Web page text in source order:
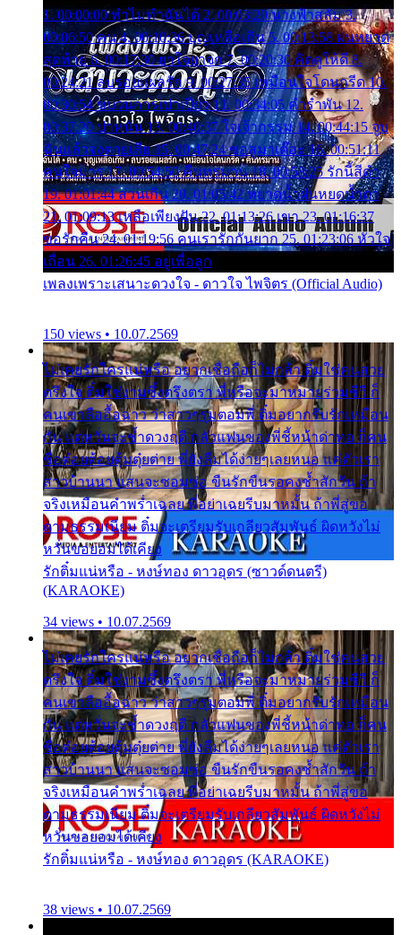
1. 00:00:00 ทำไมทำฉันได้ 2. 00:03:20 นางฟ้าสลัม 3.
00:06:50 คน 4. 00:10:36 บุญเหลือเกิน 5. 00:13:58 ฝนหยาด
สุดท้าย 6. 00:17:30 ยาใจยาจก 7. 00:20:30 คิดดูให้ดี 8.
00:24:21 ลบรอยแผลรัก 9. 00:27:35 เหมือนใจโดนกรีด 10.
00:30:54 ขบวนการเปาเปียว 11. 00:34:05 คำรำพัน 12.
00:37:20 ปาหนัน 13. 00:40:37 ใจเจ้ากรรม 14. 00:44:15 จูบ
ฉันแล้วจงตายเสีย 15. 00:47:24 ขอสูมาเต๊อะ 16. 00:51:11
คนใจมาร 17. 00:54:50 คืนทรมาน 18. 00:58:25 รักนี้สีดำ
19. 01:01:44 ส่วนเกิน 20. 01:05:42 หยาดน้ำฝนหยดน้ำตา
21. 01:09:13 เหลือเพียงฝัน 22. 01:13:26 เขา 23. 01:16:37
ขอรักคืน 24. 01:19:56 คนเรารักกันยาก 25. 01:23:06 หัวใจ
เถื่อน 26. 01:26:45 อยู่เพื่อลูก
เพลงเพราะเสนาะดวงใจ - ดาวใจ ไพจิตร (Official Audio)
150 views • 10.07.2569
ไม่เคยรักใครแน่หรือ อยากเชื่อถือก็ไม่กล้า ติ๋มใช่คนสวย
ตรึงใจ ติ๋มใช่งามซึ้งตรึงตรา พี่หรือจะมาหมายร่วมชีวี ก็
คนเขาลืออื้อฉาว ว่าสาวๆรุมตอมพี่ ติ๋มอยากรับรักเหมือน
กัน แต่หวั่นจะช้ำดวงฤดี กลัวแฟนของพี่ชี้หน้าด่าทอ ก็คน
ชื่อต๋อยต้อยตุ้มตุ๋ยต่าย พี่ยังลืมได้ง่ายๆเลยหนอ แค่ตัวเรา
สาวบ้านนา แสนจะซอมซ่อ ขืนรักขืนรอคงช้ำสักวัน ถ้า
จริงเหมือนคำพร่ำเฉลย พี่อย่าเฉยรีบมาหมั้น ถ้าพี่สู่ขอ
ตามธรรมเนียม ติ๋มจะเตรียมรับเกลียวสัมพันธ์ ผิดหวังไม่
หวั่นขอยอมได้เคียง
รักติ๋มแน่หรือ - หงษ์ทอง ดาวอุดร (ซาวด์ดนตรี)
(KARAOKE)
34 views • 10.07.2569
ไม่เคยรักใครแน่หรือ อยากเชื่อถือก็ไม่กล้า ติ๋มใช่คนสวย
ตรึงใจ ติ๋มใช่งามซึ้งตรึงตรา พี่หรือจะมาหมายร่วมชีวี ก็
คนเขาลืออื้อฉาว ว่าสาวๆรุมตอมพี่ ติ๋มอยากรับรักเหมือน
กัน แต่หวั่นจะช้ำดวงฤดี กลัวแฟนของพี่ชี้หน้าด่าทอ ก็คน
ชื่อต๋อยต้อยตุ้มตุ๋ยต่าย พี่ยังลืมได้ง่ายๆเลยหนอ แค่ตัวเรา
สาวบ้านนา แสนจะซอมซ่อ ขืนรักขืนรอคงช้ำสักวัน ถ้า
จริงเหมือนคำพร่ำเฉลย พี่อย่าเฉยรีบมาหมั้น ถ้าพี่สู่ขอ
ตามธรรมเนียม ติ๋มจะเตรียมรับเกลียวสัมพันธ์ ผิดหวังไม่
หวั่นขอยอมได้เคียง
รักติ๋มแน่หรือ - หงษ์ทอง ดาวอุดร (KARAOKE)
38 views • 10.07.2569